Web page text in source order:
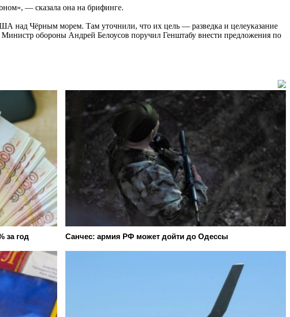
— сказала она на брифинге.
над Чёрным морем. Там уточнили, что их цель — разведка и целеуказание
обороны Андрей Белоусов поручил Генштабу внести предложения по
за год Санчес: армия РФ может дойти до Одессы